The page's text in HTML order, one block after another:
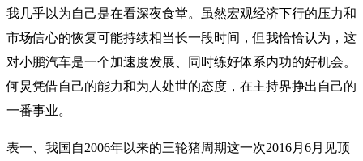
我几乎以为自己是在看深夜食堂。虽然宏观经济下行的压力和
市场信心的恢复可能持续相当长一段时间，但我恰恰认为，这
对小鹏汽车是一个加速度发展、同时练好体系内功的好机会。
何炅凭借自己的能力和为人处世的态度，在主持界挣出自己的
一番事业。
表一、我国自2006年以来的三轮猪周期这一次2016月6月见顶